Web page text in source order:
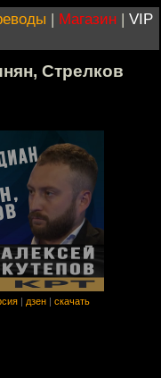
| Магазин | VIP
Стрелков
дзен скачать